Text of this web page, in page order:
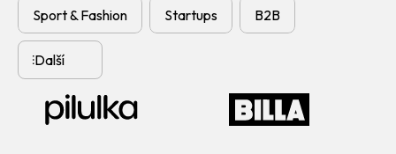
Sport & Fashion Startups B2B
Další